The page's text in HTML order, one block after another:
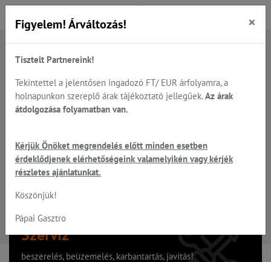
A keresett oldal nem található
Hiba, a keresett oldal nem található!
Szervíz
beszerelés, beüzemelés, karbantartás, javítás!
Figyelem! Árváltozás! ×
Tisztelt Partnereink!
Tekintettel a jelentősen ingadozó FT/ EUR árfolyamra, a
holnapunkon szereplő árak tájékoztató jellegűek. Az árak
átdolgozása folyamatban van.
Kérjük Önöket megrendelés előtt minden esetben
érdeklődjenek elérhetőségeink valamelyikén vagy kérjék
részletes ajánlatunkat.
Köszönjük!
Pápai Gasztro